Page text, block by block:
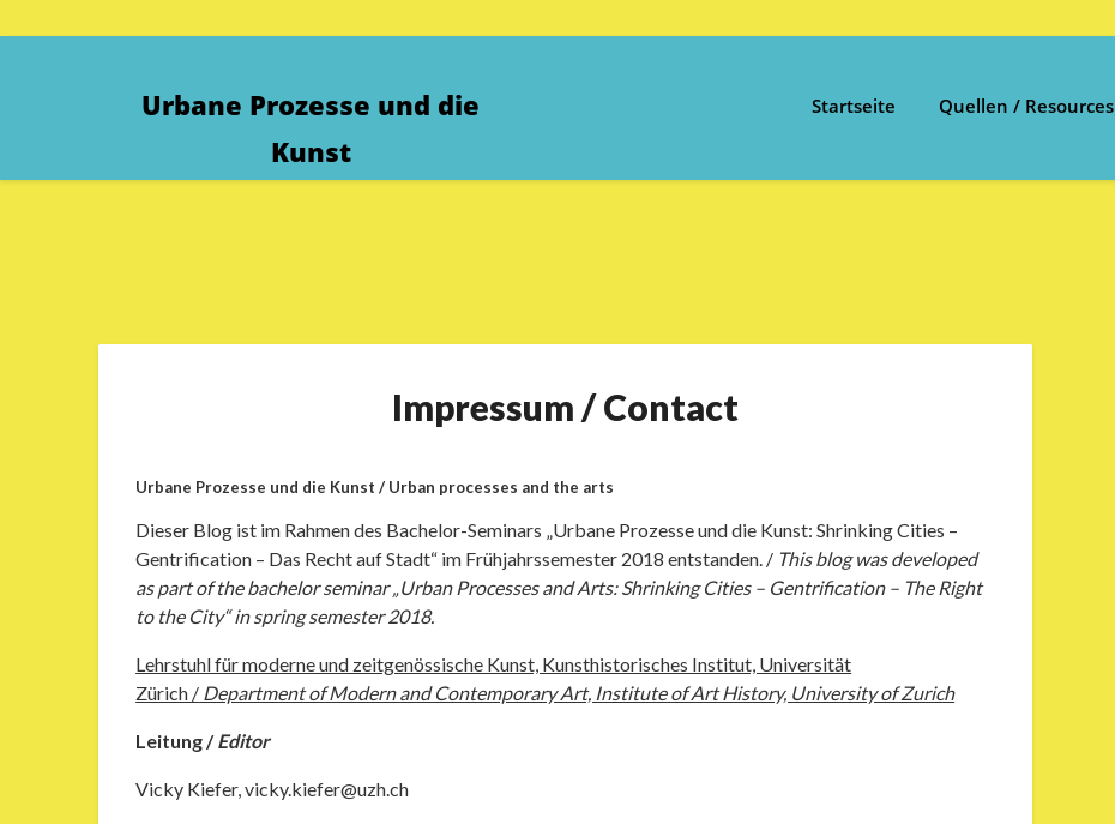
to
Urbane Prozesse und die
Kunst
Startseite Quellen / Resources
Impressum / Contact
Urbane Prozesse und die Kunst / Urban processes and the arts
Dieser Blog ist im Rahmen des Bachelor-Seminars „Urbane Prozesse und die Kunst: Shrinking Cities –
Gentrification – Das Recht auf Stadt“ im Frühjahrssemester 2018 entstanden. / This blog was developed
as part of the bachelor seminar „Urban Processes and Arts: Shrinking Cities – Gentrification – The Right
to the City“ in spring semester 2018.
Lehrstuhl für moderne und zeitgenössische Kunst, Kunsthistorisches Institut, Universität
Zürich / Department of Modern and Contemporary Art, Institute of Art History, University of Zurich
Leitung /Editor
Vicky Kiefer, vicky.kiefer@uzh.ch